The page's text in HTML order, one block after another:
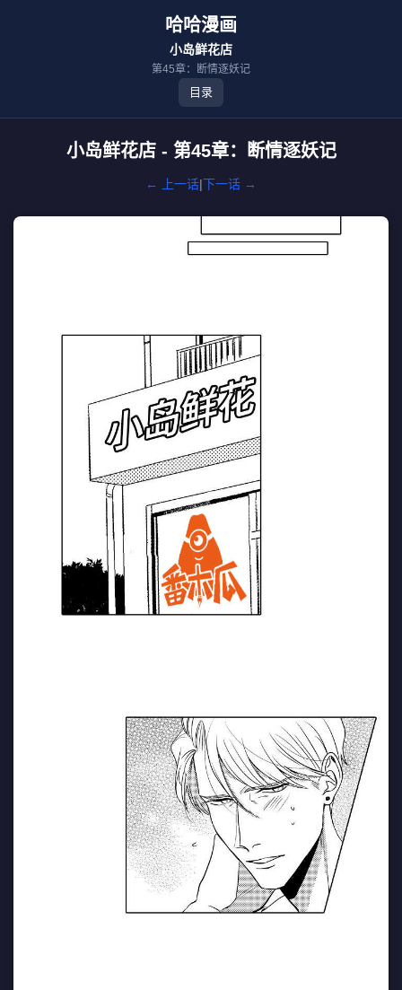
哈哈漫画
小岛鲜花店
第45章：断情逐妖记
目录
小岛鲜花店 - 第45章：断情逐妖记
← 上一话|下一话 →